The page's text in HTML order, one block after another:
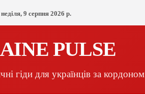
неділя, 9 серпня 2026 р.
PULSE
гіди для українців за кордоном